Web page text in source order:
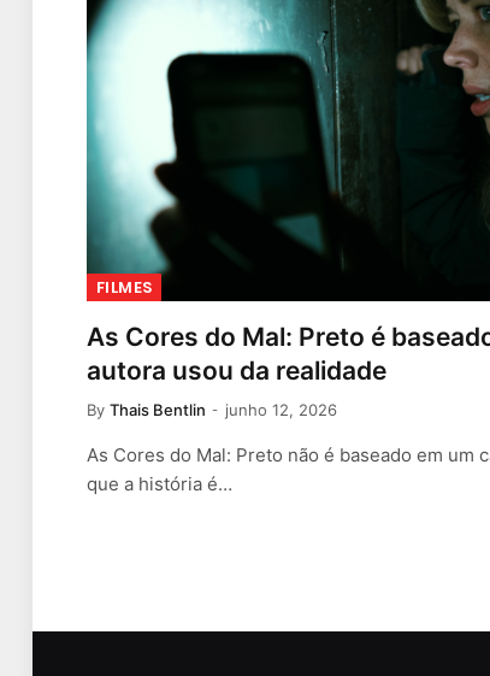
FILMES
As Cores do Mal: Preto é
autora usou da realidade
By Thais Bentlin junho 12, 2026
As Cores do Mal: Preto não é baseado em
que a história é…